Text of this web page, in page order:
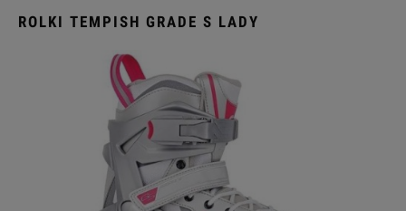
ROLKI TEMPISH GRADE S LADY